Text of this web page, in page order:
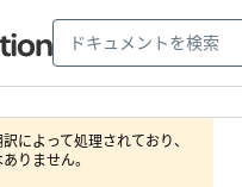
によって処理されており、
りません。